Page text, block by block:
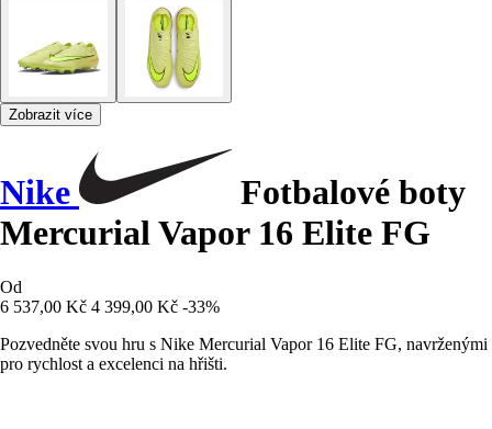
Zobrazit více
Nike
Fotbalové boty
Mercurial Vapor 16 Elite FG
Od
6 537,00 Kč 4 399,00 Kč -33%
Pozvedněte svou hru s Nike Mercurial Vapor 16 Elite FG, navrženými
pro rychlost a excelenci na hřišti.